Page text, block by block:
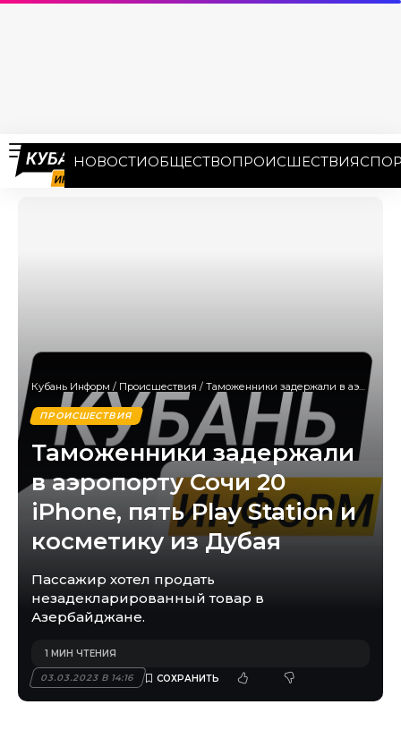
НОВОСТИОБЩЕСТВОПРОИСШЕСТВИЯ
Кубань Информ / Происшествия / Таможенники задержали в аэропорту Сочи 20 iPhone, пять Рlay Station и косметику из Дубая
ПРОИСШЕСТВИЯ
Таможенники задержали
в аэропорту Сочи 20
iPhone, пять Рlay Station и
косметику из Дубая
Пассажир хотел продать
незадекларированный товар в
Азербайджане.
03.03.2023 В 14:16
1 МИН ЧТЕНИЯ